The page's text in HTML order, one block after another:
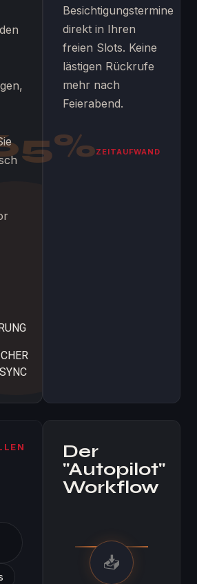
Besichtigungstermine
direkt in Ihren
freien Slots. Keine
lästigen Rückrufe
mehr nach
Feierabend.
ZEITAUFWAND
Der
"Autopilot"
Workflow
📥